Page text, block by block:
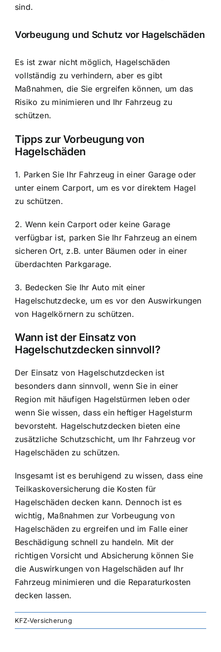
sind.
Vorbeugung und Schutz vor Hagelschäden
Es ist zwar nicht möglich, Hagelschäden
vollständig zu verhindern, aber es gibt
Maßnahmen, die Sie ergreifen können, um das
Risiko zu minimieren und Ihr Fahrzeug zu
schützen.
Tipps zur Vorbeugung von
Hagelschäden
1. Parken Sie Ihr Fahrzeug in einer Garage oder
unter einem Carport, um es vor direktem Hagel
zu schützen.
2. Wenn kein Carport oder keine Garage
verfügbar ist, parken Sie Ihr Fahrzeug an einem
sicheren Ort, z.B. unter Bäumen oder in einer
überdachten Parkgarage.
3. Bedecken Sie Ihr Auto mit einer
Hagelschutzdecke, um es vor den Auswirkungen
von Hagelkörnern zu schützen.
Wann ist der Einsatz von
Hagelschutzdecken sinnvoll?
Der Einsatz von Hagelschutzdecken ist
besonders dann sinnvoll, wenn Sie in einer
Region mit häufigen Hagelstürmen leben oder
wenn Sie wissen, dass ein heftiger Hagelsturm
bevorsteht. Hagelschutzdecken bieten eine
zusätzliche Schutzschicht, um Ihr Fahrzeug vor
Hagelschäden zu schützen.
Insgesamt ist es beruhigend zu wissen, dass eine
Teilkaskoversicherung die Kosten für
Hagelschäden decken kann. Dennoch ist es
wichtig, Maßnahmen zur Vorbeugung von
Hagelschäden zu ergreifen und im Falle einer
Beschädigung schnell zu handeln. Mit der
richtigen Vorsicht und Absicherung können Sie
die Auswirkungen von Hagelschäden auf Ihr
Fahrzeug minimieren und die Reparaturkosten
decken lassen.
KFZ-Versicherung